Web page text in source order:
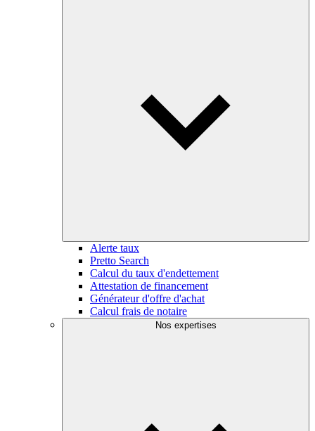
Alerte taux
Pretto Search
Calcul du taux d'endettement
Attestation de financement
Générateur d'offre d'achat
Calcul frais de notaire
Nos expertises